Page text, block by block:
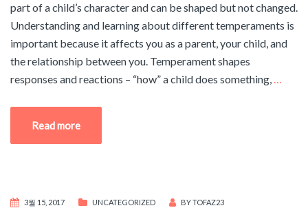
part of a child’s character and can be shaped but not changed.
Understanding and learning about different temperaments is
important because it affects you as a parent, your child, and
the relationship between you. Temperament shapes
responses and reactions – “how” a child does something, …
Read more
3월 15, 2017 UNCATEGORIZED BYTOFAZ23